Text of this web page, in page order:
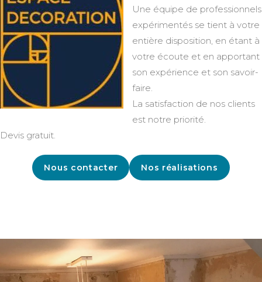
Une équipe de professionnels
expérimentés se tient à votre
entière disposition, en étant à
votre écoute et en apportant
son expérience et son savoir-
faire.
La satisfaction de nos clients
est notre priorité.
Devis gratuit.
Nous contacter Nos réalisations